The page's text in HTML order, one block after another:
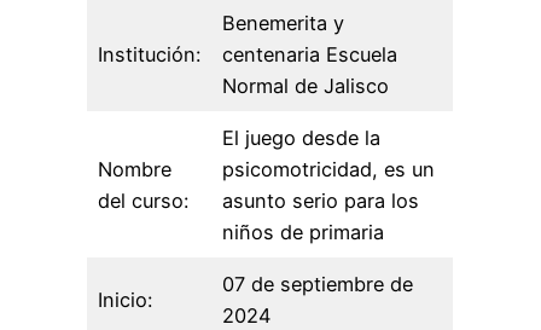
Institución:
Benemerita y
centenaria Escuela
Normal de Jalisco
Nombre
del curso:
El juego desde la
psicomotricidad, es un
asunto serio para los
niños de primaria
Inicio:
07 de septiembre de
2024